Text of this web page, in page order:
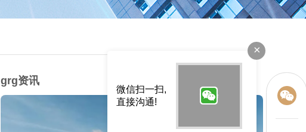
grg资讯
×
微信扫一扫,
直接沟通!